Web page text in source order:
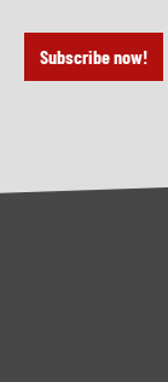
Subscribe now!